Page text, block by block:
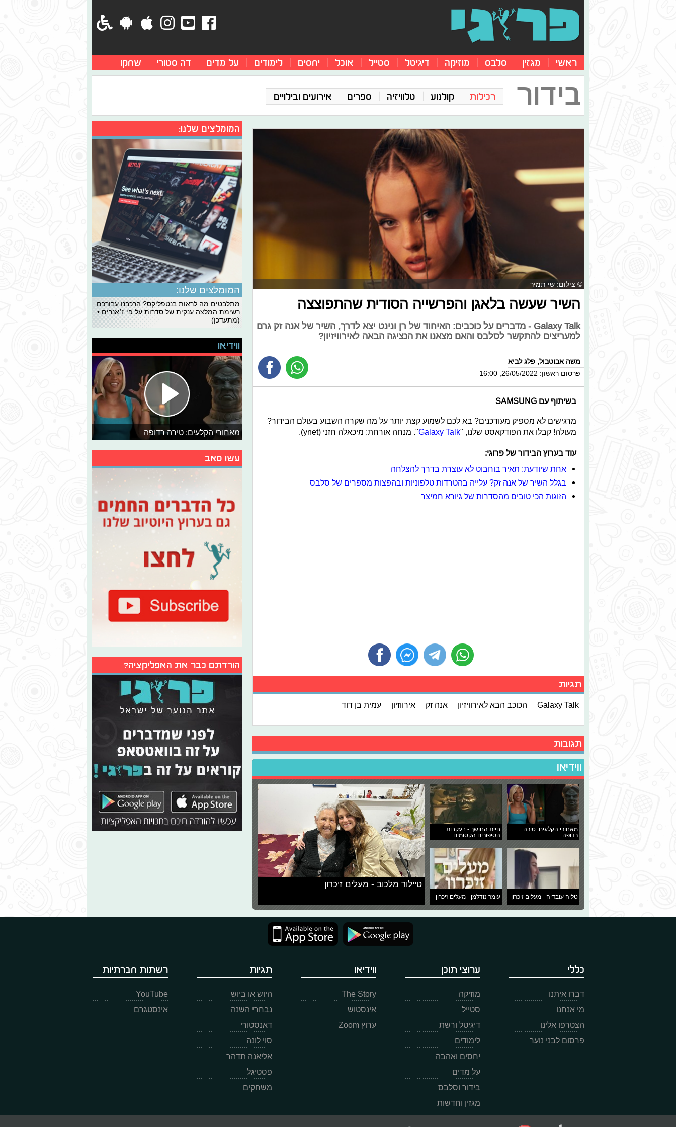
ראשי מגזין סלבס מוזיקה דיגיטל סטייל אוכל יחסים לימודים על מדים דה סטורי שחקו
בידור רכילות קולנוע טלוויזיה ספרים אירועים ובילויים
© צילום: שי תמיר
השיר שעשה בלאגן והפרשייה הסודית שהתפוצצה
Galaxy Talk - מדברים על כוכבים: האיחוד של רן ונינט יצא לדרך, השיר של אנה זק גרם
למעריצים להתקשר לסלבס והאם מצאנו את הנציגה הבאה לאירוויזיון?
משה אבוטבול, פלג לביא
פרסום ראשון: 26/05/2022, 16:00
בשיתוף עם SAMSUNG
מרגישים לא מספיק מעודכנים? בא לכם לשמוע קצת יותר על מה שקרה השבוע בעולם הבידור?
מעולה! קבלו את הפודקאסט שלנו, "Galaxy Talk". מנחה אורחת: מיכאלה חזני (ynet).
עוד בערוץ הבידור של פרוגי:
אחת שיודעת: תאיר בוחבוט לא עוצרת בדרך להצלחה
בגלל השיר של אנה זק? עלייה בהטרדות טלפוניות ובהפצות מספרים של סלבס
הזוגות הכי טובים מהסדרות של גיורא חמיצר
תגיות
Galaxy Talk הכוכב הבא לאירוויזיון אנה זק אירווזיון עמית בן דוד
תגובות
ווידיאו
מאחורי הקלעים: טירה
רדופה
חיית החושך - בעקבות
הסיפורים הקסומים
טליה עובדיה - מעלים זיכרון עומר נודלמן - מעלים זיכרון
טיילור מלכוב - מעלים זיכרון
המומלצים שלנו:
המומלצים שלנו:
מתלבטים מה לראות בנטפליקס? הרכבנו עבורכם
רשימת המלצה ענקית של סדרות על פי ז׳אנרים •
(מתעדכן)
ווידיאו
מאחורי הקלעים: טירה רדופה
עשו סאב
הורדתם כבר את האפליקציה?
כללי
דברו איתנו
מי אנחנו
הצטרפו אלינו
פרסום לבני נוער
ערוצי תוכן
מוזיקה
סטייל
דיגיטל ורשת
לימודים
יחסים ואהבה
על מדים
בידור וסלבס
מגזין וחדשות
ווידיאו
The Story
אינסטוש
ערוץ Zoom
תגיות
היוש או ביוש
נבחרי השנה
דאנסטורי
סוי לונה
אליאנה תדהר
פסטיגל
משחקים
רשתות חברתיות
YouTube
אינסטגרם